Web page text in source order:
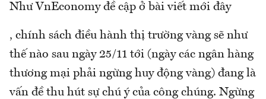
Như VnEconomy đề cập ở bài viết mới đây
, chính sách điều hành thị trường vàng sẽ như
thế nào sau ngày 25/11 tới (ngày các ngân hàng
thương mại phải ngừng huy động vàng) đang là
vấn đề thu hút sự chú ý của công chúng. Ngừng